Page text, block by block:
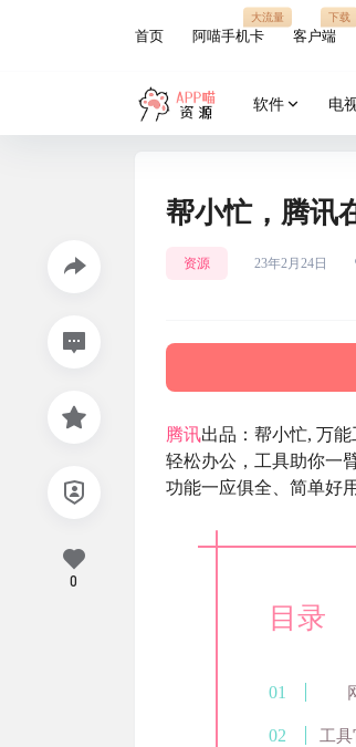
首页 阿喵手机卡
大流量
客户端
下载
软件 电
帮小忙，腾讯
资源 23年2月24日
腾讯出品：帮小忙, 万
轻松办公，工具助你一
功能一应俱全、简单好
目录
工具
0